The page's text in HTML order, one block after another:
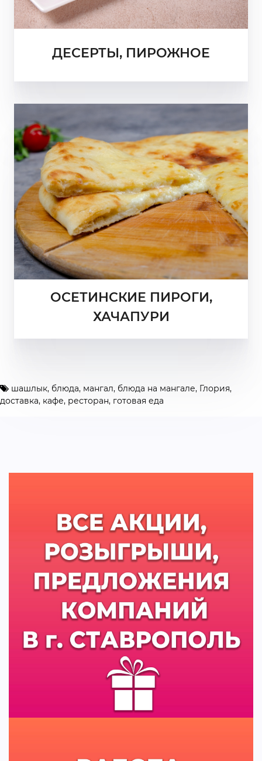
ДЕСЕРТЫ, ПИРОЖНОЕ
ОСЕТИНСКИЕ ПИРОГИ,
ХАЧАПУРИ
шашлык, блюда, мангал, блюда на мангале, Глория,
доставка, кафе, ресторан, готовая еда